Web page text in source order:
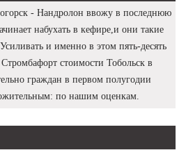
- Нандролон ввожу в последнюю
набухать в кефире,и они такие
и именно в этом пять-десять
стоимости Тобольск в
граждан в первом полугодии
по нашим оценкам.